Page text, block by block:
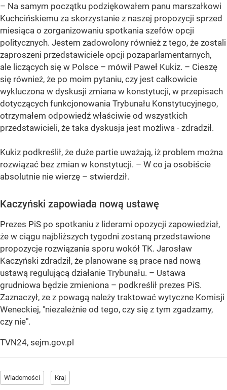
– Na samym początku podziękowałem panu marszałkowi
Kuchcińskiemu za skorzystanie z naszej propozycji sprzed
miesiąca o zorganizowaniu spotkania szefów opcji
politycznych. Jestem zadowolony również z tego, że zostali
zaproszeni przedstawiciele opcji pozaparlamentarnych,
ale liczących się w Polsce – mówił Paweł Kukiz. – Cieszę
się również, że po moim pytaniu, czy jest całkowicie
wykluczona w dyskusji zmiana w konstytucji, w przepisach
dotyczących funkcjonowania Trybunału Konstytucyjnego,
otrzymałem odpowiedź właściwie od wszystkich
przedstawicieli, że taka dyskusja jest możliwa - zdradził.
Kukiz podkreślił, że duże partie uważają, iż problem można
rozwiązać bez zmian w konstytucji. – W co ja osobiście
absolutnie nie wierzę – stwierdził.
Kaczyński zapowiada nową ustawę
Prezes PiS po spotkaniu z liderami opozycji zapowiedział,
że w ciągu najbliższych tygodni zostaną przedstawione
propozycje rozwiązania sporu wokół TK. Jarosław
Kaczyński zdradził, że planowane są prace nad nową
ustawą regulującą działanie Trybunału. – Ustawa
grudniowa będzie zmieniona – podkreślił prezes PiS.
Zaznaczył, ze z powagą należy traktować wytyczne Komisji
Weneckiej, "niezależnie od tego, czy się z tym zgadzamy,
czy nie".
TVN24, sejm.gov.pl
Wiadomości Kraj